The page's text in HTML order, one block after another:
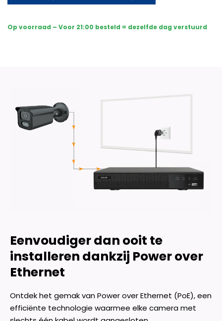
-
10
Sony
2K
Zwart
Op voorraad – Voor 21:00 besteld = dezelfde dag verstuurd
Eenvoudiger dan ooit te
installeren dankzij Power over
Ethernet
Ontdek het gemak van Power over Ethernet (PoE), een
efficiënte technologie waarmee elke camera met